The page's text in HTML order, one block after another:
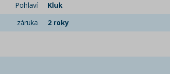
Pohlaví
Kluk
záruka
2 roky